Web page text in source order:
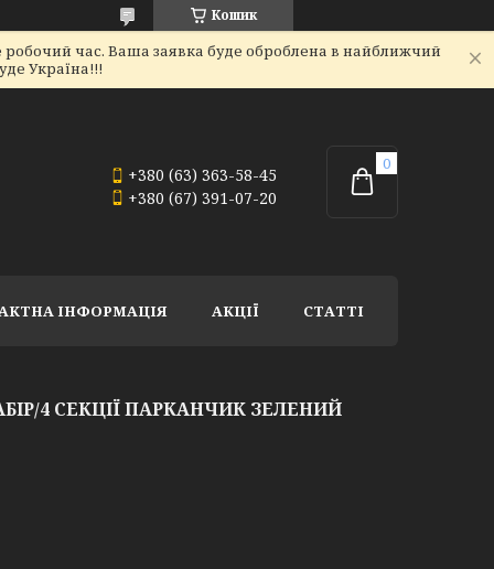
Кошик
робочий час. Ваша заявка буде оброблена в найближчий
Україна!!!
+380 (63) 363-58-45
+380 (67) 391-07-20
ІНФОРМАЦІЯ АКЦІЇ СТАТТІ
4 СЕКЦІЇ ПАРКАНЧИК ЗЕЛЕНИЙ